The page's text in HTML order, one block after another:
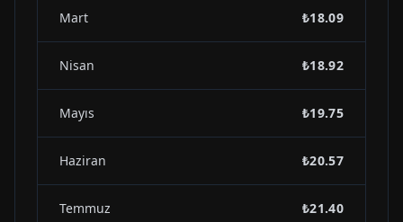
Mart ₺18.09
Nisan ₺18.92
Mayıs ₺19.75
Haziran ₺20.57
Temmuz ₺21.40